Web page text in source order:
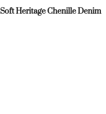
Soft Heritage Chenille Denim